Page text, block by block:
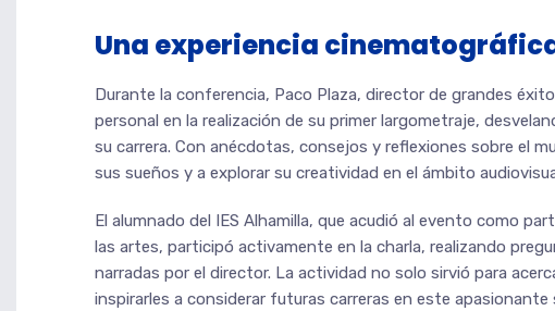
Una experiencia
Durante la conferencia, Paco Plaza, director de grandes
personal en la realización de su primer largometraje,
su carrera. Con anécdotas, consejos y reflexiones sobre el
sus sueños y a explorar su creatividad en el ámbito
El alumnado del IES Alhamilla, que acudió al evento como
las artes, participó activamente en la charla, realizando
narradas por el director. La actividad no solo sirvió para
inspirarles a considerar futuras carreras en este apasionante